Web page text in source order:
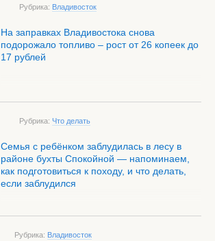
Рубрика: Владивосток
На заправках Владивостока снова
подорожало топливо – рост от 26 копеек до
17 рублей
Рубрика: Что делать
Семья с ребёнком заблудилась в лесу в
районе бухты Спокойной — напоминаем,
как подготовиться к походу, и что делать,
если заблудился
Рубрика: Владивосток